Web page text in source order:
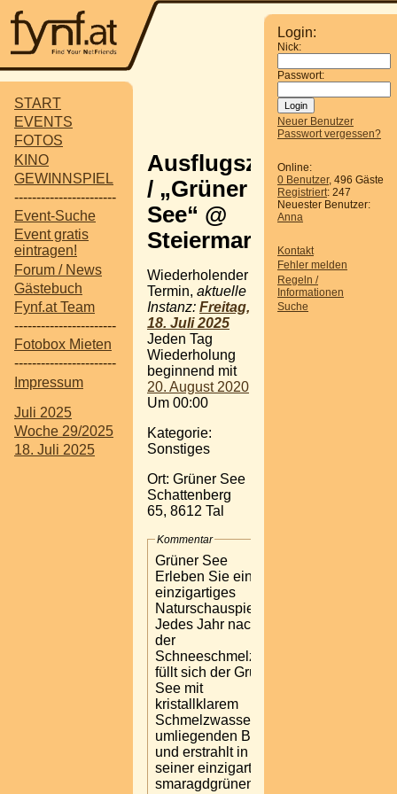
START
EVENTS
FOTOS
KINO
GEWINNSPIEL
-----------------------
Event-Suche
Event gratis
eintragen!
Forum / News
Gästebuch
Fynf.at Team
-----------------------
Fotobox Mieten
-----------------------
Impressum
Juli 2025
Woche 29/2025
18. Juli 2025
Login:
Nick:
Passwort:
Neuer Benutzer
Passwort vergessen?
Online:
0 Benutzer, 496 Gäste
Registriert: 247
Neuester Benutzer:
Anna
Kontakt
Fehler melden
Regeln /
Informationen
Suche
Ausflugsziel
/ „Grüner
See“ @
Steiermark
Wiederholender
Termin, aktuelle
Instanz: Freitag,
18. Juli 2025
Jeden Tag
Wiederholung
beginnend mit
20. August 2020
Um 00:00
Kategorie:
Sonstiges
Ort: Grüner See
Schattenberg
65, 8612 Tal
Kommentar
Grüner See
Erleben Sie ein
einzigartiges
Naturschauspiel.
Jedes Jahr nach
der
Schneeschmelze
füllt sich der Grüne
See mit
kristallklarem
Schmelzwasser der
umliegenden Berge
und erstrahlt in
seiner einzigartigen
smaragdgrünen